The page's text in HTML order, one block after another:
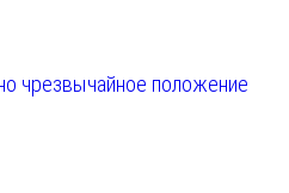
чрезвычайное положение